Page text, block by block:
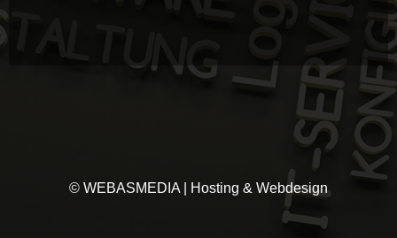
© WEBASMEDIA | Hosting & Webdesign